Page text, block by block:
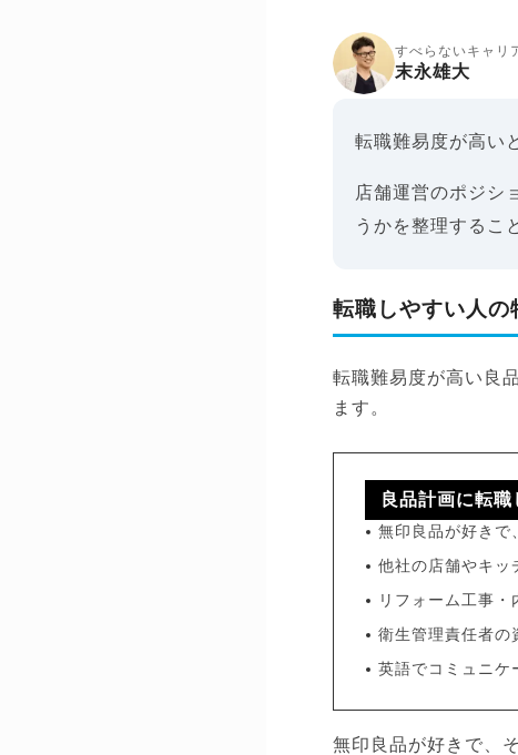
すべらないキャリ
末永雄大
転職難易度が高い
店舗運営のポジシ
うかを整理するこ
転職しやすい人の
転職難易度が高い良
ます。
良品計画に転
無印良品が好きで
他社の店舗やキッ
リフォーム工事・
衛生管理責任者の
英語でコミュニケ
無印良品が好きで、